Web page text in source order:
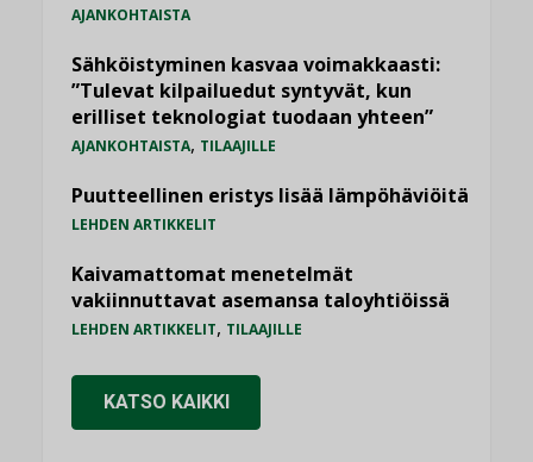
AJANKOHTAISTA
Sähköistyminen kasvaa voimakkaasti:
”Tulevat kilpailuedut syntyvät, kun
erilliset teknologiat tuodaan yhteen”
AJANKOHTAISTA, TILAAJILLE
Puutteellinen eristys lisää lämpöhäviöitä
LEHDEN ARTIKKELIT
Kaivamattomat menetelmät
vakiinnuttavat asemansa taloyhtiöissä
LEHDEN ARTIKKELIT, TILAAJILLE
KATSO KAIKKI